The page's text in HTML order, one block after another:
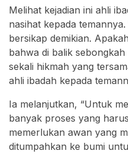
Melihat kejadian ini ahli
nasihat kepada
bersikap demikian.
bahwa di balik
sekali hikmah yang
ahli ibadah kepada
Ia melanjutkan, “Untuk
banyak proses yang
memerlukan awan yang
ditumpahkan ke bumi